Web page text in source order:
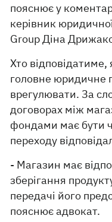
пояснює у
керівник
Group Діна
Хто
головне юридичне
врегулювати. За
договорах між
фондами має бути
переходу
- Магазин має
зберігання
передачі його
пояснює адвокат.